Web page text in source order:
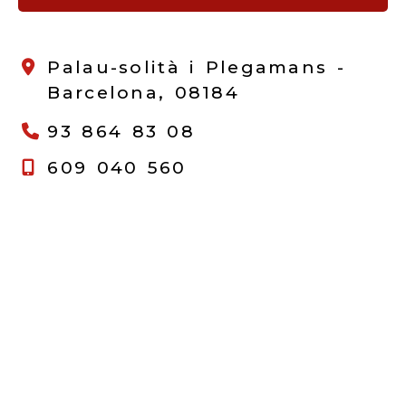
Palau-solità i Plegamans -
Barcelona, 08184
93 864 83 08
609 040 560